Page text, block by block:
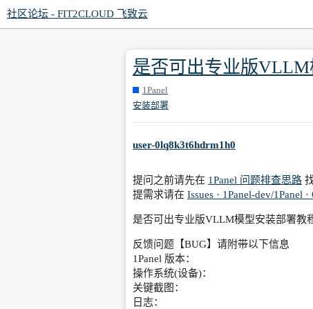
社区论坛 - FIT2CLOUD 飞致云
是否可出专业版VLLM
1Panel
安装部署
user-0lq8k3t6hdrm1h0
提问之前请先在 1Panel 问题排查思路
提需求请在 Issues · 1Panel-dev/1Panel
是否可出专业版VLLM模型安装部署教
反馈问题【BUG】请附带以下信息
1Panel 版本：
操作系统(设备)：
关键截图：
日志：